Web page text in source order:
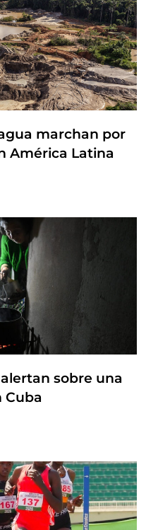
marchan por
América Latina
sobre una
Cuba